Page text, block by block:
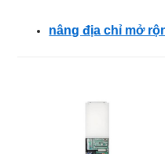
nâng địa chỉ mở